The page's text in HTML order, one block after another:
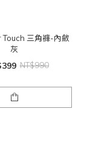
Touch 三角褲-內斂
灰
NT$990